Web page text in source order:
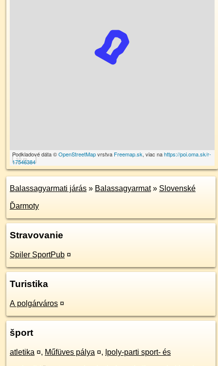
10 m
Podkladové dáta ©OpenStreetMapvrstva Freemap.sk, viac nahttps://poi.oma.sk/r-
17546384
Balassagyarmati járás » Balassagyarmat» Slovenské
Ďarmoty
Stravovanie
Spiler SportPub ¤
Turistika
A polgárváros ¤
šport
atletika ¤, Műfüves pálya ¤, Ipoly-parti sport- és